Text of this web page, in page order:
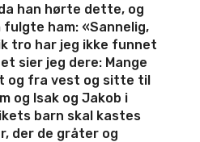
han hørte dette, og
fulgte ham: «Sannelig,
tro har jeg ikke funnet
sier jeg dere: Mange
og fra vest og sitte til
og Isak og Jakob i
barn skal kastes
der de gråter og